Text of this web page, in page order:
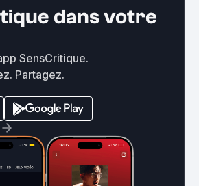
dans votre
SensCritique.
Partagez.